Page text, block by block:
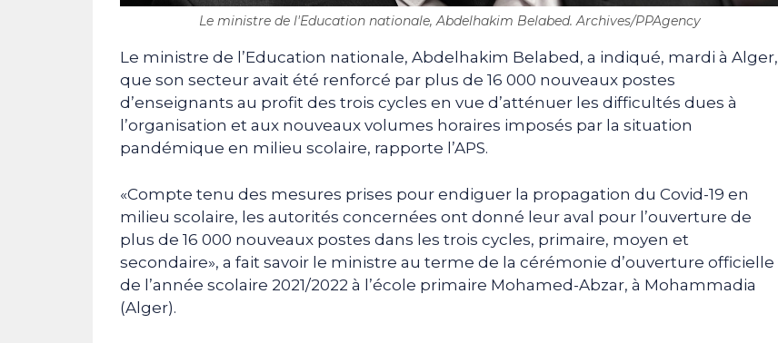
Le ministre de l'Education nationale, Abdelhakim Belabed. Archives/PPAgency
Le ministre de l’Education nationale, Abdelhakim Belabed, a indiqué, mardi à Alger,
que son secteur avait été renforcé par plus de 16 000 nouveaux postes
d’enseignants au profit des trois cycles en vue d’atténuer les difficultés dues à
l’organisation et aux nouveaux volumes horaires imposés par la situation
pandémique en milieu scolaire, rapporte l’APS.
«Compte tenu des mesures prises pour endiguer la propagation du Covid-19 en
milieu scolaire, les autorités concernées ont donné leur aval pour l’ouverture de
plus de 16 000 nouveaux postes dans les trois cycles, primaire, moyen et
secondaire», a fait savoir le ministre au terme de la cérémonie d’ouverture officielle
de l’année scolaire 2021/2022 à l’école primaire Mohamed-Abzar, à Mohammadia
(Alger).